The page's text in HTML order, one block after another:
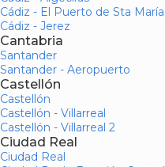
Cádiz - El Puerto de Sta María
Cádiz - Jerez
Cantabria
Santander
Santander - Aeropuerto
Castellón
Castellón
Castellón - Villarreal
Castellón - Villarreal 2
Ciudad Real
Ciudad Real